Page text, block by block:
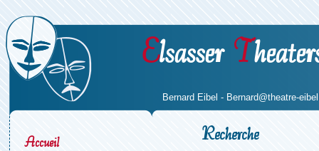
Elsasser T
Bernard Eibel - Bernard@theatre-
Accueil
Recherche